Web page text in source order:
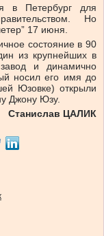
в Петербург для
Но
17 июня.
состояние в 90
из крупнейших в
завод и динамично
носил его имя до
Юзовке) открыли
Джону Юзу.
Станислав ЦАЛИК